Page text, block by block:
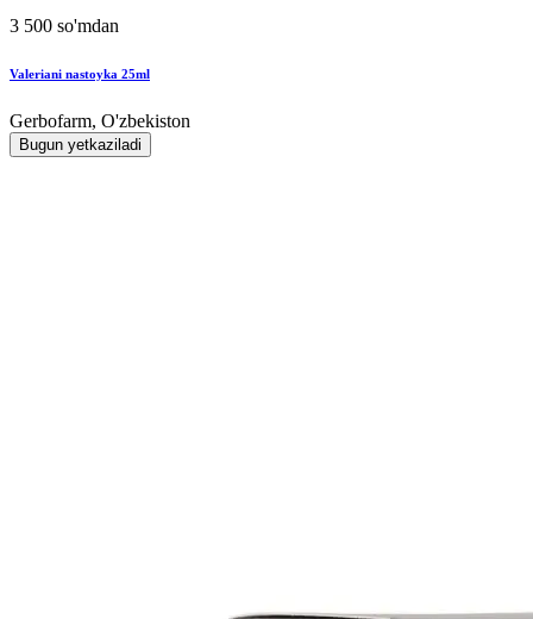
3 500 so'mdan
Valeriani nastoyka 25ml
Gerbofarm, O'zbekiston
Bugun yetkaziladi